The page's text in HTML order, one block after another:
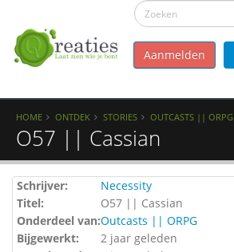
Aanmelden
HOME ONTDEK STORIES OUTCASTS || ORPG
O57 || Cassian
Schrijver:
Necessity
Titel:
O57 || Cassian
Onderdeel van:Outcasts || ORPG
Bijgewerkt:
2 jaar geleden